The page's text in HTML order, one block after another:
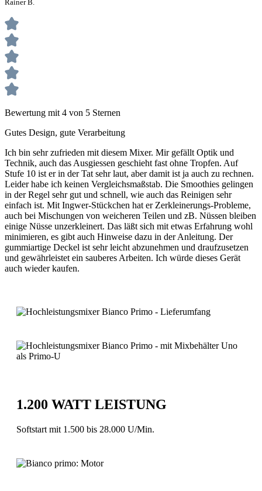
Rainer B.
Bewertung mit 4 von 5 Sternen
Gutes Design, gute Verarbeitung
Ich bin sehr zufrieden mit diesem Mixer. Mir gefällt Optik und
Technik, auch das Ausgiessen geschieht fast ohne Tropfen. Auf
Stufe 10 ist er in der Tat sehr laut, aber damit ist ja auch zu rechnen.
Leider habe ich keinen Vergleichsmaßstab. Die Smoothies gelingen
in der Regel sehr gut und schnell, wie auch das Reinigen sehr
einfach ist. Mit Ingwer-Stückchen hat er Zerkleinerungs-Probleme,
auch bei Mischungen von weicheren Teilen und zB. Nüssen bleiben
einige Nüsse unzerkleinert. Das läßt sich mit etwas Erfahrung wohl
minimieren, es gibt auch Hinweise dazu in der Anleitung. Der
gummiartige Deckel ist sehr leicht abzunehmen und draufzusetzen
und gewährleistet ein sauberes Arbeiten. Ich würde dieses Gerät
auch wieder kaufen.
1.200 WATT LEISTUNG
Softstart mit 1.500 bis 28.000 U/Min.